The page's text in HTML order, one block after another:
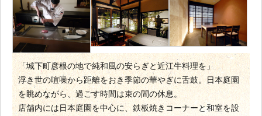
「城下町彦根の地で純和風の安らぎと近江牛料理を」
浮き世の喧噪から距離をおき季節の華やぎに舌鼓。日本庭園
を眺めながら、過ごす時間は束の間の休息。
店舗内には日本庭園を中心に、鉄板焼きコーナーと和室を設